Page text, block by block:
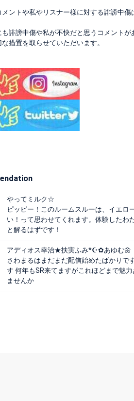
メントや私やリスナー様に対する誹謗中
も誹謗中傷や私が不快だと思うコメント
措置を取らせていただいます。
やってミルク☆
ピッピー！このルームスルーは、イエロ
い！って思わせてくれます。体験したわ
と解るはずです！
アディオス幸治★扶実ふみ*☪︎✿あゆむ🌼
さわまるはまだまだ配信始めたばかりで
す 何年もSR来てますがこれほどまで魅
ませんか